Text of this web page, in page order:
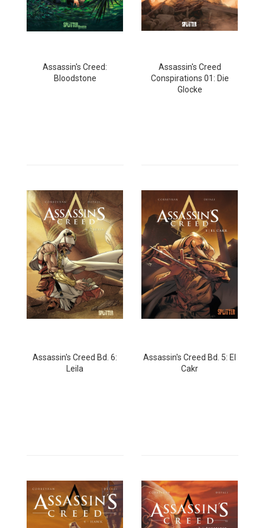
Assassin's Creed:
Bloodstone
Assassin's Creed
Conspirations 01: Die
Glocke
Assassin's Creed Bd. 6:
Leila
Assassin's Creed Bd. 5: El
Cakr